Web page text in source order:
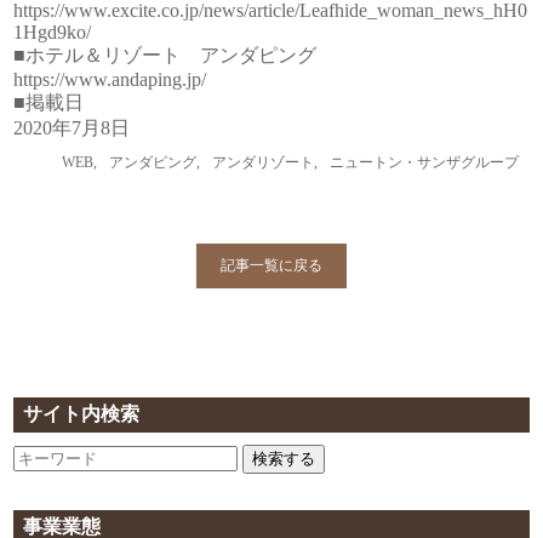
サイト内検索
検索する
事業業態
https://www.excite.co.jp/news/article/Leafhide_woman_news_hH0
1Hgd9ko/
■ホテル＆リゾート アンダピング
https://www.andaping.jp/
■掲載日
2020年7月8日
WEB アンダピング アンダリゾート ニュートン・サンザグループ
記事一覧に戻る